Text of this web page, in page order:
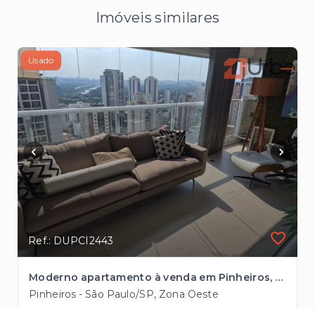
Imóveis similares
Usado
Ref.: DUPCI2443
Moderno apartamento à venda em Pinheiros, com 84m², 2 vagas à 50mts da Avenida Faria Lima
Pinheiros - São Paulo/SP, Zona Oeste